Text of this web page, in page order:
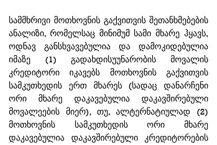
სამმხრივი მოთხოვნის გაქვითვის შეთანხმებების
ანალიზი, რომელსაც მინიმუმ სამი მხარე ჰყავს,
ოდნავ განსხვავებულია და დამოკიდებულია
იმაზე (1) გადახდისუუნარობის მოვალის
კრედიტორი იკავებს მოთხოვნის გაქვითვის
სამკუთხედის ერთ მხარეს (სადაც დანარჩენი
ორი მხარე დაკავებულია დაკავშირებული
მოვალეების მიერ), თუ, ალტერნატიულად (2)
მოთხოვნის სამკუთხედის ორი მხარე
დაკავებულია დაკავშირებული კრედიტორების